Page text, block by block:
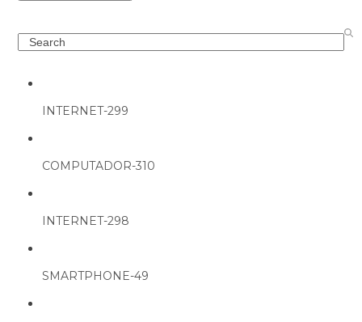
Search
INTERNET-299
COMPUTADOR-310
INTERNET-298
SMARTPHONE-49